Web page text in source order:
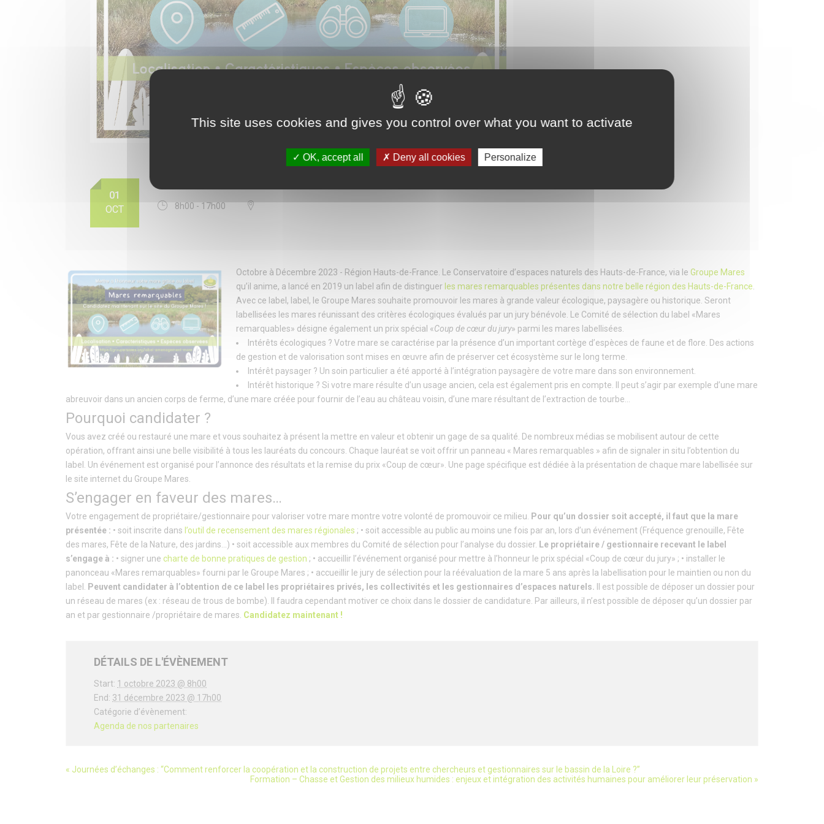
01
OCT
8h00 - 17h00
Octobre à Décembre 2023 - Région Hauts-de-France. Le Conservatoire d’espaces naturels des Hauts-de-France, via le Groupe Mares
qu’il anime, a lancé en 2019 un label afin de distinguer les mares remarquables présentes dans notre belle région des Hauts-de-France
Avec ce label, label, le Groupe Mares souhaite promouvoir les mares à grande valeur écologique, paysagère ou historique. Seront
labellisées les mares réunissant des critères écologiques évalués par un jury bénévole. Le Comité de sélection du label «Mares
remarquables» désigne également un prix spécial «Coup de cœur du jury» parmi les mares labellisées.
Intérêts écologiques ? Votre mare se caractérise par la présence d’un important cortège d’espèces de faune et de flore. Des actions
de gestion et de valorisation sont mises en œuvre afin de préserver cet écosystème sur le long terme.
Intérêt paysager ? Un soin particulier a été apporté à l’intégration paysagère de votre mare dans son environnement.
Intérêt historique ? Si votre mare résulte d’un usage ancien, cela est également pris en compte. Il peut s’agir par exemple d’une mare
abreuvoir dans un ancien corps de ferme, d’une mare créée pour fournir de l’eau au château voisin, d’une mare résultant de l’extraction de tourbe…
Pourquoi candidater ?
Vous avez créé ou restauré une mare et vous souhaitez à présent la mettre en valeur et obtenir un gage de sa qualité. De nombreux médias se mobilisent autour de cette
opération, offrant ainsi une belle visibilité à tous les lauréats du concours. Chaque lauréat se voit offrir un panneau « Mares remarquables » afin de signaler in situ l’obtention du
label. Un événement est organisé pour l’annonce des résultats et la remise du prix «Coup de cœur». Une page spécifique est dédiée à la présentation de chaque mare labellisée sur
le site internet du Groupe Mares.
S’engager en faveur des mares…
Votre engagement de propriétaire/gestionnaire pour valoriser votre mare montre votre volonté de promouvoir ce milieu.
Pour qu’un dossier soit accepté, il faut que la mare
présentée : • soit inscrite dans l’outil de recensement des mares régionales ; • soit accessible au public au moins une fois par an, lors d’un événement (Fréquence grenouille, Fête
des mares, Fête de la Nature, des jardins…) • soit accessible aux membres du Comité de sélection pour l’analyse du dossier. Le propriétaire / gestionnaire recevant le label
s’engage à : • signer une charte de bonne pratiques de gestion ; • accueillir l’événement organisé pour mettre à l’honneur le prix spécial «Coup de cœur du jury» ; • installer le
panonceau «Mares remarquables» fourni par le Groupe Mares ; • accueillir le jury de sélection pour la réévaluation de la mare 5 ans après la labellisation pour le maintien ou non du
label.
Peuvent candidater à l’obtention de ce label les propriétaires privés, les collectivités et les gestionnaires d’espaces naturels. Il est possible de déposer un dossier pour
un réseau de mares (ex : réseau de trous de bombe). Il faudra cependant motiver ce choix dans le dossier de candidature. Par ailleurs, il n’est possible de déposer qu’un dossier par
an et par gestionnaire /propriétaire de mares. Candidatez maintenant !
DÉTAILS DE L'ÉVÈNEMENT
Start: 1 octobre 2023 @ 8h00
End: 31 décembre 2023 @ 17h00
Catégorie d’évènement:
Agenda de nos partenaires
évènement
« Journées d’échanges : “Comment renforcer la coopération et la construction de projets entre chercheurs et gestionnaires sur le bassin de la Loire ?”
Formation – Chasse et Gestion des milieux humides : enjeux et intégration des activités humaines pour améliorer leur préservation »
This site uses cookies and gives you control over what you want to activate
OK, accept all Deny all cookies Personalize